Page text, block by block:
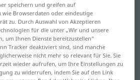
Übersetzung für
Kroatisch
speichern und greifen auf
wie Browserdaten oder eindeutige
zu. Durch Auswahl von Akzeptieren
für die unter „Wir und unsere
um Ihnen Dienste bereitzustellen“
Tracker deaktiviert sind, sind manche
nicht mehr so relevant für Sie. Sie
wieder aufrufen, um Ihre Einstellungen zu
zu widerrufen, indem Sie auf den Link